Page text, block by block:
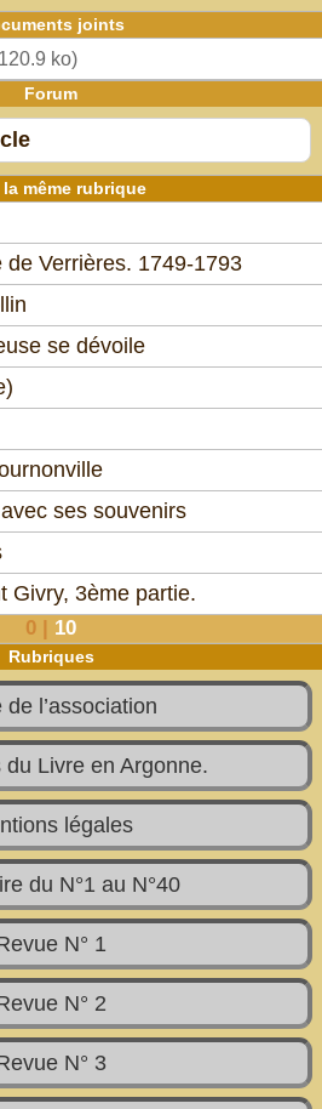
joints
ko)
Forum
la même rubrique
Verrières. 1749-1793
se dévoile
ses souvenirs
Givry, 3ème partie.
0 | 10
Rubriques
de l’association
du Livre en Argonne.
légales
du N°1 au N°40
N° 1
N° 2
N° 3